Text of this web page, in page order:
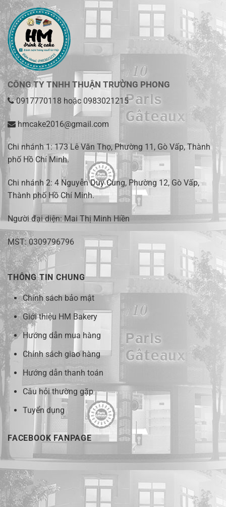
CÔNG TY TNHH THUẬN TRƯỜNG PHONG
0917770118 hoặc 0983021215
hmcake2016@gmail.com
Chi nhánh 1:173 Lê Văn Thọ, Phường 11, Gò Vấp, Thành
phố Hồ Chí Minh.
Chi nhánh 2: 4 Nguyễn Duy Cung, Phường 12, Gò Vấp,
Thành phố Hồ Chí Minh.
Người đại diện: Mai Thị Minh Hiền
MST: 0309796796
THÔNG TIN CHUNG
Chính sách bảo mật
Giới thiệu HM Bakery
Hướng dẫn mua hàng
Chính sách giao hàng
Hướng dẫn thanh toán
Câu hỏi thường gặp
Tuyển dụng
FACEBOOK FANPAGE